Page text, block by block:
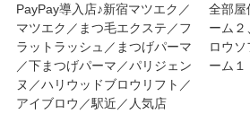
PayPay導入店♪新宿マツエク／
マツエク／まつ毛エクステ／フ
ラットラッシュ／まつげパーマ
／下まつげパーマ／パリジェン
ヌ／ハリウッドブロウリフト／
アイブロウ／駅近／人気店
全部
ーム
ロウ
ーム１